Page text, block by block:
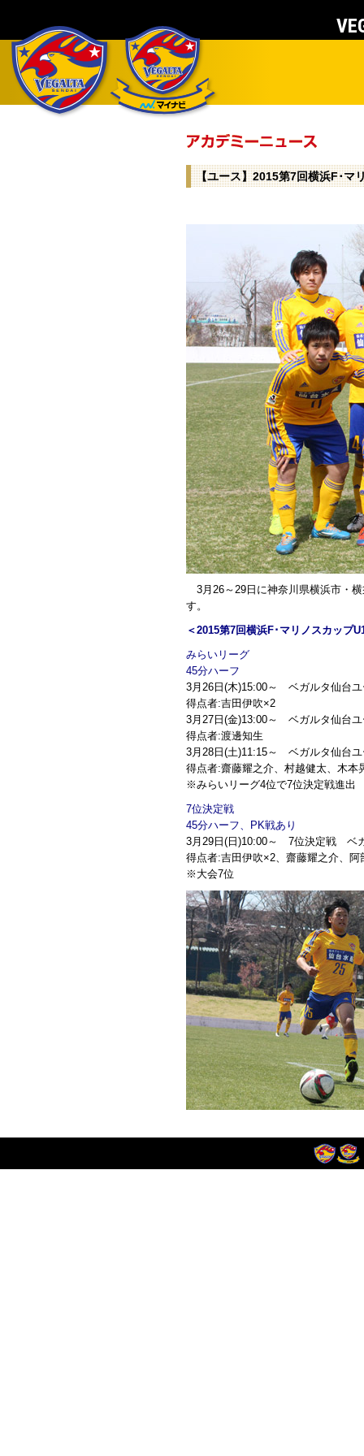
【ユース】2015第7回横浜F･マ
3月26～29日に神奈川県横浜市・
す。
＜2015第7回横浜F･マリノスカップ
みらいリーグ
45分ハーフ
3月26日(木)15:00～ ベガルタ仙台
得点者:吉田伊吹×2
3月27日(金)13:00～ ベガルタ仙台
得点者:渡邊知生
3月28日(土)11:15～ ベガルタ仙台ユ
得点者:齋藤耀之介、村越健太、木本
※みらいリーグ4位で7位決定戦進出
7位決定戦
45分ハーフ、PK戦あり
3月29日(日)10:00～ 7位決定戦 ベ
得点者:吉田伊吹×2、齋藤耀之介、阿
※大会7位